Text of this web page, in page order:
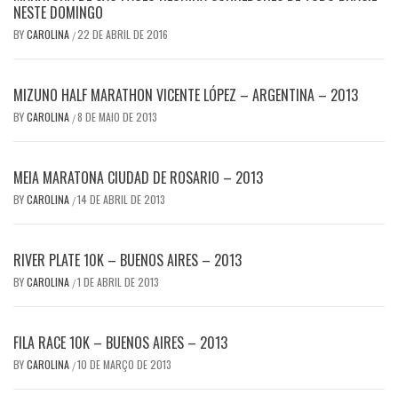
NESTE DOMINGO
BYCAROLINA /22 DE ABRIL DE 2016
MIZUNO HALF MARATHON VICENTE LÓPEZ – ARGENTINA – 2013
BYCAROLINA /8 DE MAIO DE 2013
MEIA MARATONA CIUDAD DE ROSARIO – 2013
BYCAROLINA /14 DE ABRIL DE 2013
RIVER PLATE 10K – BUENOS AIRES – 2013
BYCAROLINA /1 DE ABRIL DE 2013
FILA RACE 10K – BUENOS AIRES – 2013
BYCAROLINA /10 DE MARÇO DE 2013